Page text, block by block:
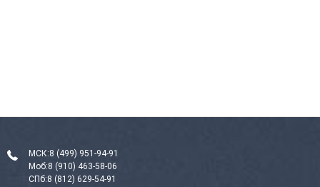
МСК:8 (499) 951-94-91
Моб:8 (910) 463-58-06
СПб:8 (812) 629-54-91